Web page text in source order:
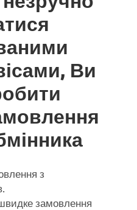
Ви
з
замовлення